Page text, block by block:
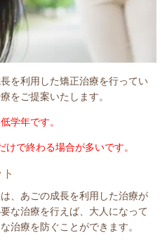
を利用した矯正治療を行ってい
をご提案いたします。
学年です。
で終わる場合が多いです。
、あごの成長を利用した治療が
な治療を行えば、大人になって
治療を防ぐことができます。